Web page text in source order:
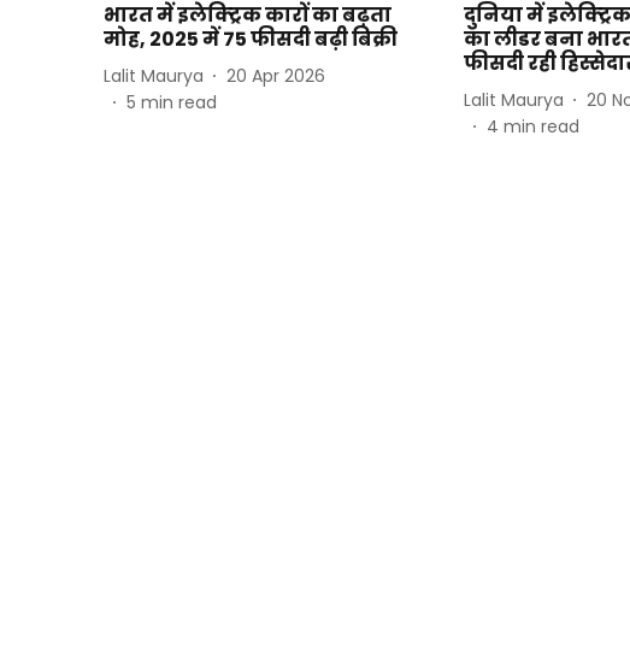
भारत में इलेक्ट्रिक कारों का बढ़ता
मोह, 2025 में 75 फीसदी बढ़ी बिक्री
Lalit Maurya
20 Apr 2026
5 min read
दुनिया में
का लीडर बना
फीसदी रही
Lalit Maurya
20
4 min read